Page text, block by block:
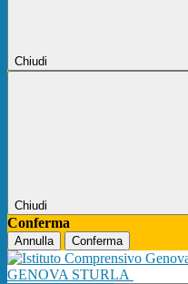
Chiudi
Chiudi
Conferma
Annulla Conferma
GENOVA STURLA